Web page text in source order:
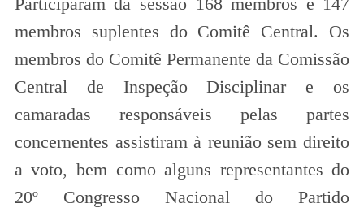
membros suplentes do Comitê Central. Os
membros do Comitê Permanente da Comissão
Central de Inspeção Disciplinar e os
camaradas responsáveis pelas partes
concernentes assistiram à reunião sem direito
a voto, bem como alguns representantes do
20º Congresso Nacional do Partido